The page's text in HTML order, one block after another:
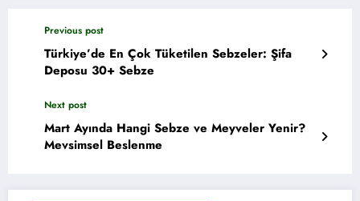
Previous post
Türkiye’de En Çok Tüketilen Sebzeler: Şifa
Deposu 30+ Sebze
Next post
Mart Ayında Hangi Sebze ve Meyveler Yenir?
Mevsimsel Beslenme